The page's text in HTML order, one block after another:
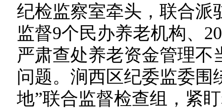
纪检监察室牵头，联合派
监督9个民办养老机构、
严肃查处养老资金管理
问题。涧西区纪委监委围
地”联合监督检查组，紧